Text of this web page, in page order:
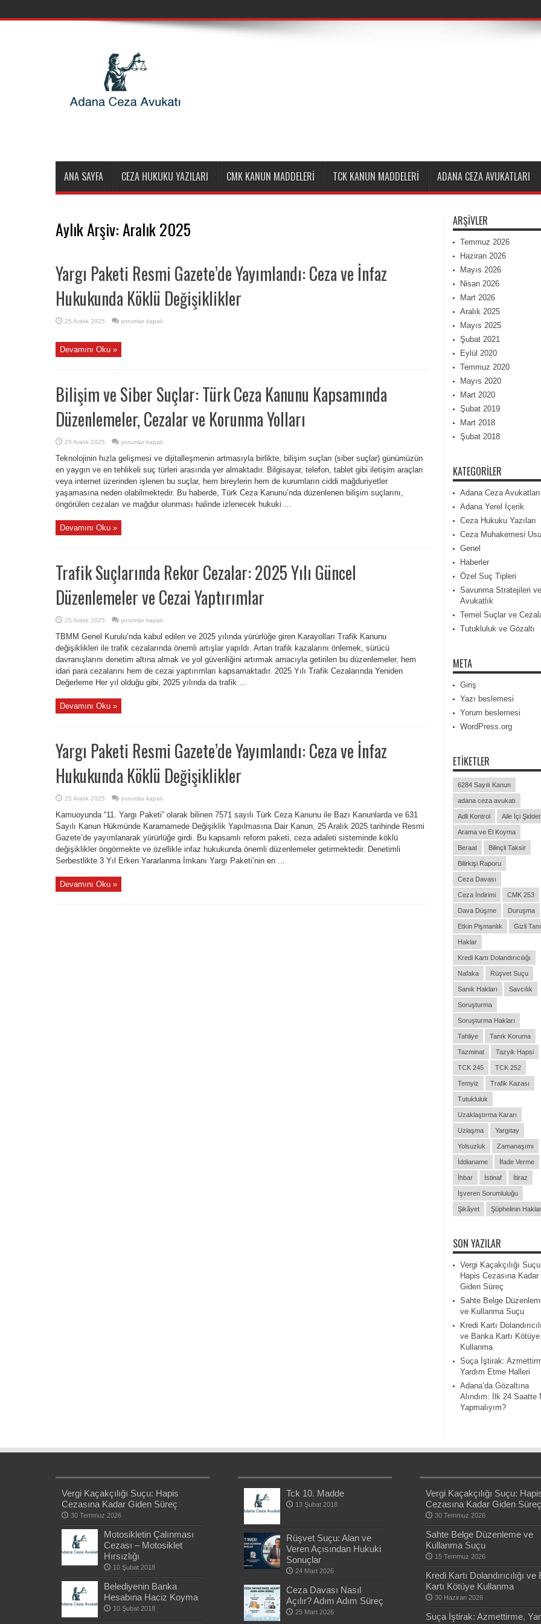
ANA SAYFA CEZA HUKUKU YAZILARI CMK KANUN MADDELERI TCK KANUN MADDELERI ADANA CEZA AVUKATLARI
Aylık Arşiv:Aralık 2025
Yargı Paketi Resmi Gazete’de Yayımlandı: Ceza ve İnfaz
Hukukunda Köklü Değişiklikler
25 Aralık 2025
Yargı
Değişiklikler
için
yorumlar kapalı
Devamını Oku »
Bilişim ve Siber Suçlar: Türk Ceza Kanunu Kapsamında
Düzenlemeler, Cezalar ve Korunma Yolları
25 Aralık 2025
Bilişim
Siber
Suçlar:
Türk
Ceza
Kanunu
Kapsamında
Düzenlemeler,
ve
Yolları
yorumlar kapalı
Teknolojinin hızla gelişmesi ve dijitalleşmenin artmasıyla birlikte, bilişim suçları (siber suçlar) günümüzün
en yaygın ve en tehlikeli suç türleri arasında yer almaktadır. Bilgisayar, telefon, tablet gibi iletişim araçları
veya internet üzerinden işlenen bu suçlar, hem bireylerin hem de kurumların ciddi mağduriyetler
yaşamasına neden olabilmektedir. Bu haberde, Türk Ceza Kanunu’nda düzenlenen bilişim suçlarını,
öngörülen cezaları ve mağdur olunması halinde izlenecek hukuki ...
Devamını Oku »
Trafik Suçlarında Rekor Cezalar: 2025 Yılı Güncel
Düzenlemeler ve Cezai Yaptırımlar
25 Aralık 2025
Trafik
Rekor
Cezalar:
2025
Yılı
Güncel
ve
Cezai
Yaptırımlar
yorumlar kapalı
TBMM Genel Kurulu’nda kabul edilen ve 2025 yılında yürürlüğe giren Karayolları Trafik Kanunu
değişiklikleri ile trafik cezalarında önemli artışlar yapıldı. Artan trafik kazalarını önlemek, sürücü
davranışlarını denetim altına almak ve yol güvenliğini artırmak amacıyla getirilen bu düzenlemeler, hem
idari para cezalarını hem de cezai yaptırımları kapsamaktadır. 2025 Yılı Trafik Cezalarında Yeniden
Değerleme Her yıl olduğu gibi, 2025 yılında da trafik ...
Devamını Oku »
Yargı Paketi Resmi Gazete’de Yayımlandı: Ceza ve İnfaz
Hukukunda Köklü Değişiklikler
25 Aralık 2025
Yargı
Resmi
Gazete’de
Yayımlandı:
Ceza
ve
Hukukunda
Köklü
Değişiklikler
yorumlar kapalı
Kamuoyunda “11. Yargı Paketi” olarak bilinen 7571 sayılı Türk Ceza Kanunu ile Bazı Kanunlarda ve 631
Sayılı Kanun Hükmünde Kararnamede Değişiklik Yapılmasına Dair Kanun, 25 Aralık 2025 tarihinde Resmi
Gazete’de yayımlanarak yürürlüğe girdi. Bu kapsamlı reform paketi, ceza adaleti sisteminde köklü
değişiklikler öngörmekte ve özellikle infaz hukukunda önemli düzenlemeler getirmektedir. Denetimli
Serbestlikte 3 Yıl Erken Yararlanma İmkanı Yargı Paketi’nin en ...
Devamını Oku »
ARŞIVLER
Temmuz 2026
Haziran 2026
Mayıs 2026
Nisan 2026
Mart 2026
Aralık 2025
Mayıs 2025
Şubat 2021
Eylül 2020
Temmuz 2020
Mayıs 2020
Mart 2020
Şubat 2019
Mart 2018
Şubat 2018
KATEGORILER
Adana Ceza Avukatları
Adana Yerel İçerik
Ceza Hukuku Yazıları
Ceza Muhakemesi
Genel
Haberler
Özel Suç Tipleri
Savunma Stratejileri ve
Avukatlık
Temel Suçlar ve
Tutukluluk ve Gözaltı
META
Giriş
Yazı beslemesi
Yorum beslemesi
WordPress.org
ETIKETLER
6284 Sayılı Kanun
adana ceza avukatı
Adli Kontrol Aile İçi Şiddet
Arama ve El Koyma
Beraat Bilinçli Taksir
Bilirkişi Raporu
Ceza Davası
Ceza İndirimi CMK 253
Dava Düşme Duruşma
Etkin Pişmanlık Gizli
Haklar
Kredi Kartı Dolandırıcılığı
Nafaka Rüşvet Suçu
Sanık Hakları Savcılık
Soruşturma
Soruşturma Hakları
Tahliye Tanık Koruma
Tazminat Tazyik Hapsi
TCK 245 TCK 252
Temyiz Trafik Kazası
Tutukluluk
Uzaklaştırma Kararı
Uzlaşma Yargıtay
Yolsuzluk Zamanaşımı
İddianame İfade Verme
İhbar İstinaf İtiraz
İşveren Sorumluluğu
Şikâyet Şüphelinin
SON YAZILAR
Vergi Kaçakçılığı
Hapis Cezasına Kadar
Giden Süreç
Sahte Belge
ve Kullanma Suçu
Kredi Kartı
ve Banka Kartı Kötüye
Kullanma
Suça İştirak:
Yardım Etme Halleri
Adana’da Gözaltına
Alındım: İlk 24 Saatte
Yapmalıyım?
Vergi Kaçakçılığı Suçu: Hapis
Cezasına Kadar Giden Süreç
30 Temmuz 2026
Motosikletin Çalınması
Cezası – Motosiklet
Hırsızlığı
10 Şubat 2018
Belediyenin Banka
Hesabına Haciz Koyma
10 Şubat 2018
Tck 10. Madde
13 Şubat 2018
Rüşvet Suçu: Alan ve
Veren Açısından Hukuki
Sonuçlar
24 Mart 2026
Ceza Davası Nasıl
Açılır? Adım Adım Süreç
25 Mart 2026
Vergi Kaçakçılığı Suçu:
Cezasına Kadar Giden
30 Temmuz 2026
Sahte Belge Düzenleme ve
Kullanma Suçu
15 Temmuz 2026
Kredi Kartı Dolandırıcılığı
Kartı Kötüye Kullanma
30 Haziran 2026
Suça İştirak: Azmettirme,